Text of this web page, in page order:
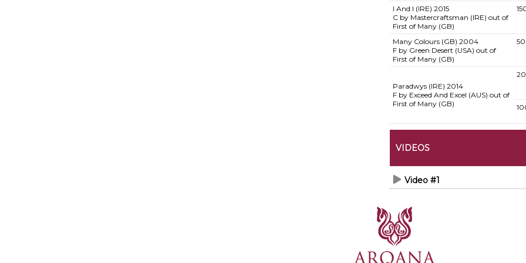
I And I (IRE) 2015
C by Mastercraftsman (IRE) out of
First of Many (GB)
Many Colours (GB) 2004
F by Green Desert (USA) out of
First of Many (GB)
Paradwys (IRE) 2014
F by Exceed And Excel (AUS) out of
First of Many (GB)
VIDEOS
Video #1